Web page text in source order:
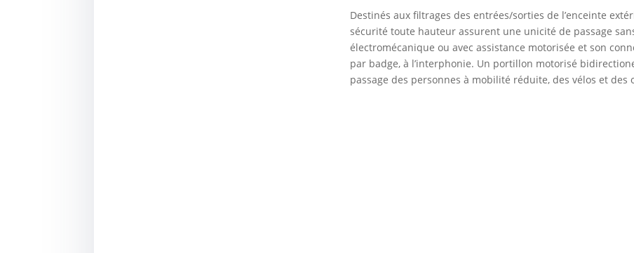
Destinés aux filtrages des entrées/sorties de l’enceinte
sécurité toute hauteur assurent une unicité de passage
électromécanique ou avec assistance motorisée et son
par badge, à l’interphonie. Un portillon motorisé
passage des personnes à mobilité réduite, des vélos et des